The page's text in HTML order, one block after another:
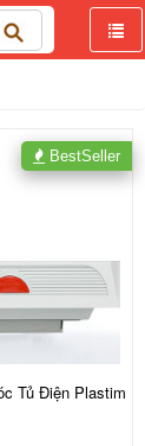
Tủ Điện Plastim
BestSeller